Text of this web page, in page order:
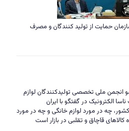
حمایت از تولید کنندگان و مصرف
ملی تخصصی تولیدکنندگان لوازم
الکترونیک در گفتگو با ایران
چه در مورد لوازم خانگی و چه در مورد
قاچاق و تقلبی در بازار است